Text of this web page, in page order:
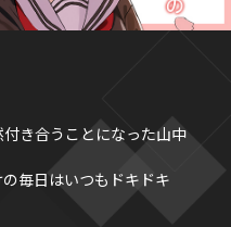
き合うことになった山中
毎日はいつもドキドキ